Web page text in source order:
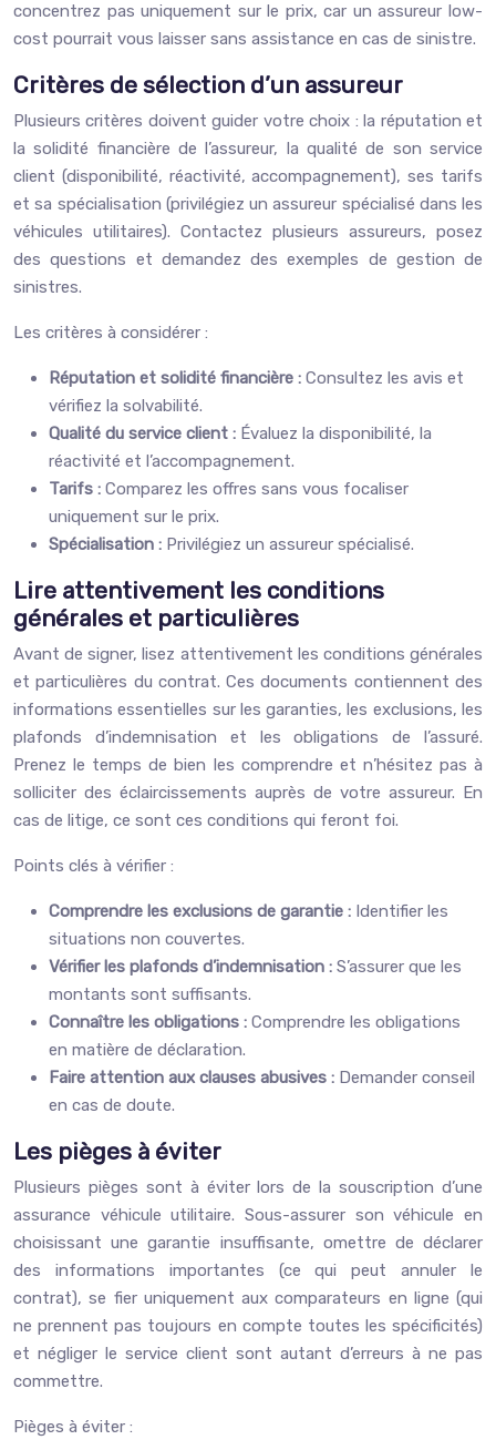
concentrez pas uniquement sur le prix, car un assureur low-
cost pourrait vous laisser sans assistance en cas de sinistre.
Critères de sélection d’un assureur
Plusieurs critères doivent guider votre choix : la réputation et
la solidité financière de l’assureur, la qualité de son service
client (disponibilité, réactivité, accompagnement), ses tarifs
et sa spécialisation (privilégiez un assureur spécialisé dans les
véhicules utilitaires). Contactez plusieurs assureurs, posez
des questions et demandez des exemples de gestion de
sinistres.
Les critères à considérer :
Réputation et solidité financière : Consultez les avis et
vérifiez la solvabilité.
Qualité du service client : Évaluez la disponibilité, la
réactivité et l’accompagnement.
Tarifs : Comparez les offres sans vous focaliser
uniquement sur le prix.
Spécialisation : Privilégiez un assureur spécialisé.
Lire attentivement les conditions
générales et particulières
Avant de signer, lisez attentivement les conditions générales
et particulières du contrat. Ces documents contiennent des
informations essentielles sur les garanties, les exclusions, les
plafonds d’indemnisation et les obligations de l’assuré.
Prenez le temps de bien les comprendre et n’hésitez pas à
solliciter des éclaircissements auprès de votre assureur. En
cas de litige, ce sont ces conditions qui feront foi.
Points clés à vérifier :
Comprendre les exclusions de garantie : Identifier les
situations non couvertes.
Vérifier les plafonds d’indemnisation : S’assurer que les
montants sont suffisants.
Connaître les obligations : Comprendre les obligations
en matière de déclaration.
Faire attention aux clauses abusives : Demander conseil
en cas de doute.
Les pièges à éviter
Plusieurs pièges sont à éviter lors de la souscription d’une
assurance véhicule utilitaire. Sous-assurer son véhicule en
choisissant une garantie insuffisante, omettre de déclarer
des informations importantes (ce qui peut annuler le
contrat), se fier uniquement aux comparateurs en ligne (qui
ne prennent pas toujours en compte toutes les spécificités)
et négliger le service client sont autant d’erreurs à ne pas
commettre.
Pièges à éviter :